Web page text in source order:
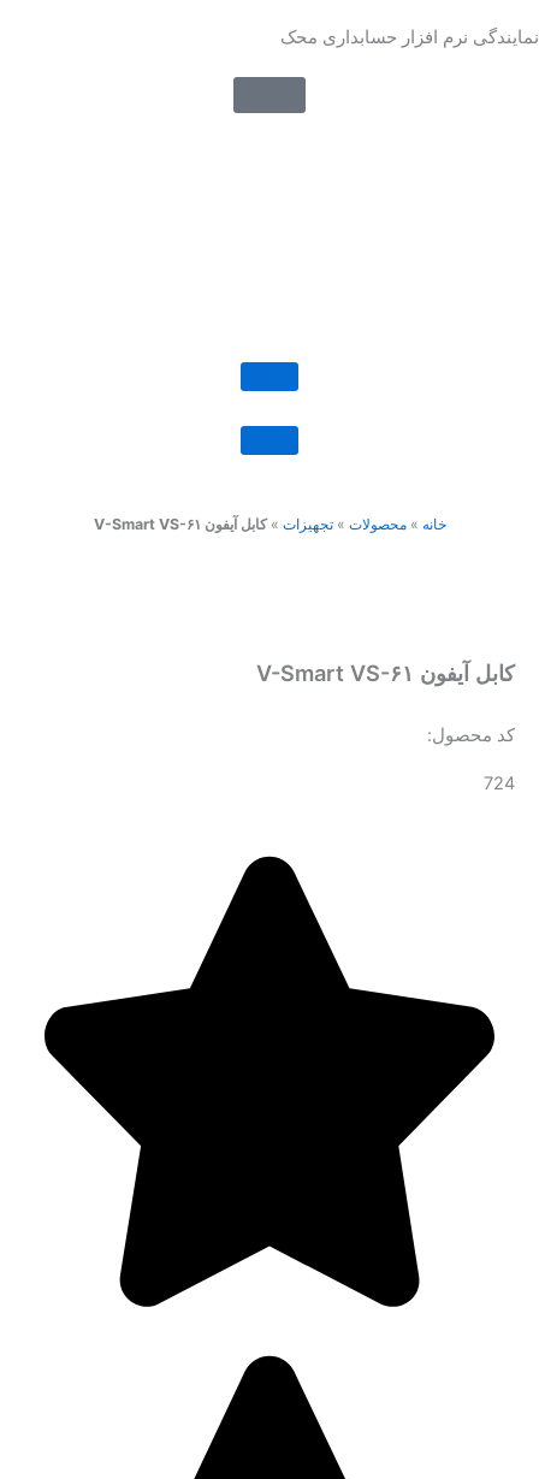
به
نمایندگی نرم افزار حسابداری محک
خانه »محصولات »تجهیزات »کابل آیفون V-Smart VS-۶۱
کابل آیفون V-Smart VS-۶۱
کد محصول:
724